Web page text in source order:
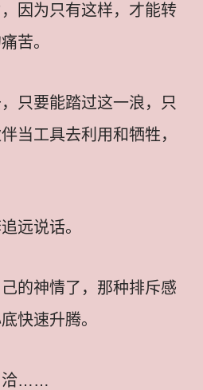
因为只有这样，才能转
苦。
只要能踏过这一浪，只
当工具去利用和牺牲，
远说话。
的神情了，那种排斥感
快速升腾。
洽……